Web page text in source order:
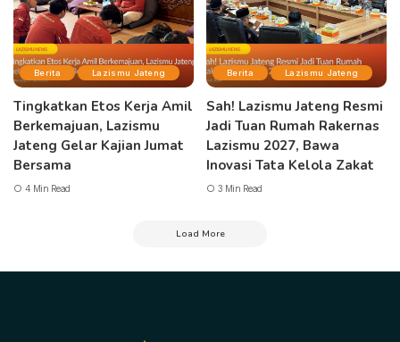
Berita Lazismu Jateng
Tingkatkan Etos Kerja Amil
Berkemajuan, Lazismu
Jateng Gelar Kajian Jumat
Bersama
4 Min Read
Berita Lazismu Jateng
Sah! Lazismu Jateng Resmi
Jadi Tuan Rumah Rakernas
Lazismu 2027, Bawa
Inovasi Tata Kelola Zakat
3 Min Read
Load More